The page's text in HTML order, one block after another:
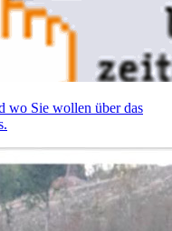
wo Sie wollen über das